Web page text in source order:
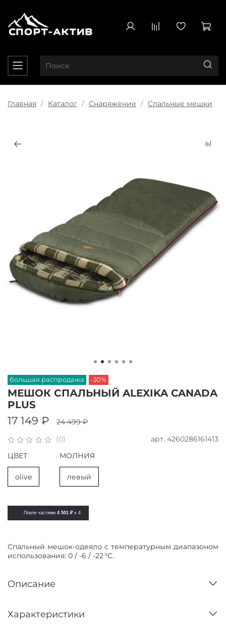
Главная Каталог Снаряжение Спальные мешки
большая распродажа -30%
(0) арт. 4260286161413
МЕШОК СПАЛЬНЫЙ ALEXIKA CANADA
PLUS
17 149 ₽ 24 499 ₽
Плати частями 4 501 ₽ x 4
ЦВЕТ
olive
МОЛНИЯ
левый
Спальный мешок-одеяло с температурным диапазоном
использования: 0 / -6 / -22 °C.
Описание
Характеристики